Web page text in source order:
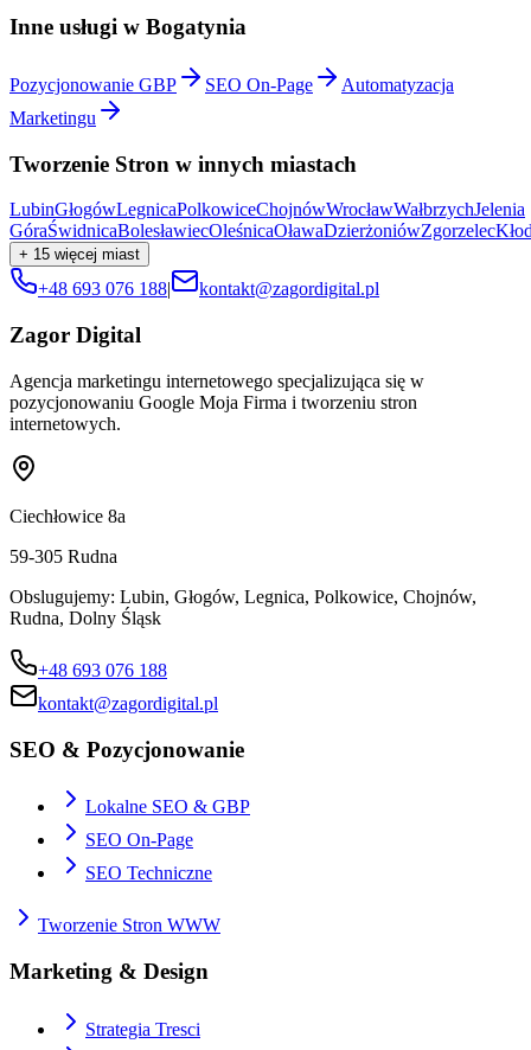
Inne usługi w Bogatynia
Pozycjonowanie GBP SEO On-Page
Automatyzacja
Marketingu
Tworzenie Stron w innych miastach
LubinGłogówLegnicaPolkowiceChojnówWrocławWałbrzychJelenia
GóraŚwidnicaBolesławiecOleśnicaOławaDzierżoniówZgorzelec
+ 15 więcej miast
+48 693 076 188| kontakt@zagordigital.pl
Zagor Digital
Agencja marketingu internetowego specjalizująca się w
pozycjonowaniu Google Moja Firma i tworzeniu stron
internetowych.
Ciechłowice 8a
59-305 Rudna
Obslugujemy: Lubin, Głogów, Legnica, Polkowice, Chojnów,
Rudna, Dolny Śląsk
+48 693 076 188
kontakt@zagordigital.pl
SEO & Pozycjonowanie
Lokalne SEO & GBP
SEO On-Page
SEO Techniczne
Tworzenie Stron WWW
Marketing & Design
Strategia Tresci